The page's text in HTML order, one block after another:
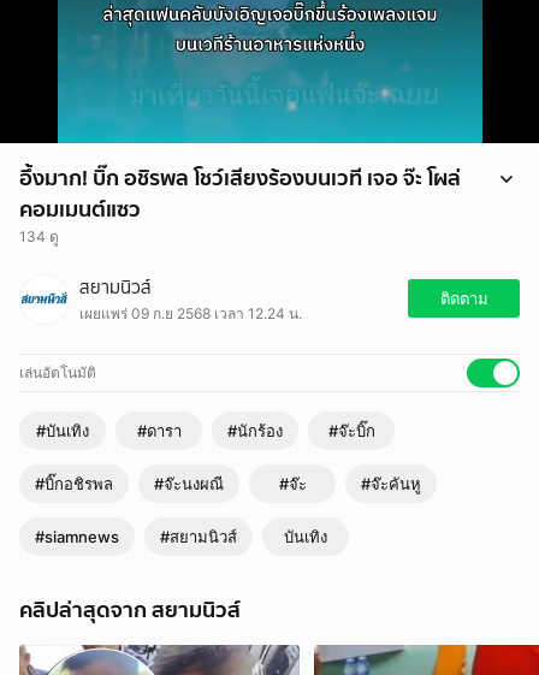
อึ้งมาก! บิ๊ก อชิรพล โชว์เสียงร้องบนเวที เจอ จ๊ะ โผล่
คอมเมนต์แซว
134 ดู
สยามนิวส์
เผยแพร่ 09 ก.ย 2568 เวลา 12.24 น.
ติดตาม
เล่นอัตโนมัติ
#บันเทิง #ดารา #นักร้อง #จ๊ะบิ๊ก
#บิ๊กอชิรพล #จ๊ะนงผณี #จ๊ะ #จ๊ะคันหู
#siamnews #สยามนิวส์ บันเทิง
คลิปล่าสุดจาก สยามนิวส์